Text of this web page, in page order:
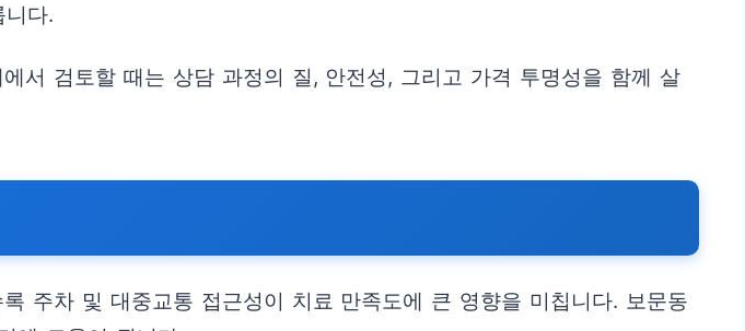
다.
서 검토할 때는 상담 과정의 질, 안전성, 그리고 가격 투명성을 함께 살
주차 및 대중교통 접근성이 치료 만족도에 큰 영향을 미칩니다. 보문동